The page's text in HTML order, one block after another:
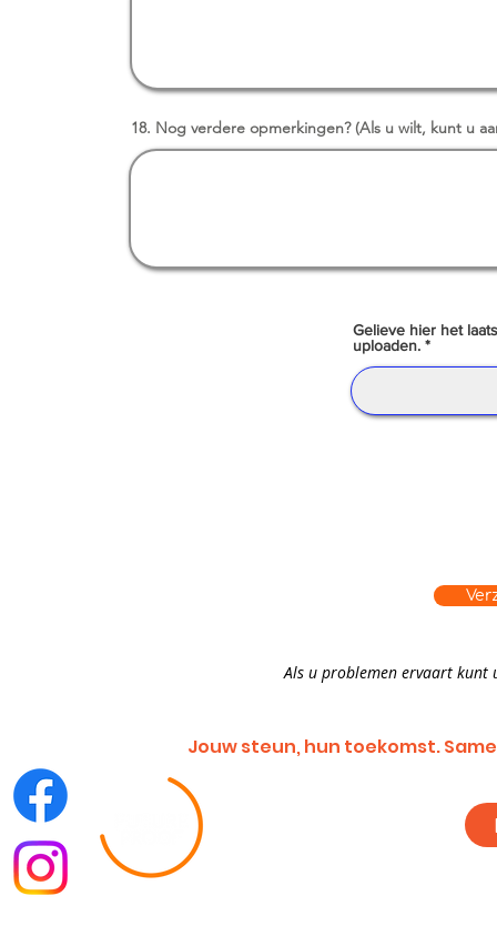
18. Nog verdere opmerkingen? (Als u wilt, kunt u
Gelieve hier het
uploaden.
Als u problemen ervaart
Jouw steun, hun toekomst.